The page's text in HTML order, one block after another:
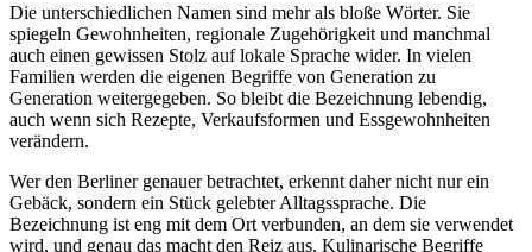
Die unterschiedlichen Namen sind mehr als bloße Wörter. Sie
spiegeln Gewohnheiten, regionale Zugehörigkeit und manchmal
auch einen gewissen Stolz auf lokale Sprache wider. In vielen
Familien werden die eigenen Begriffe von Generation zu
Generation weitergegeben. So bleibt die Bezeichnung lebendig,
auch wenn sich Rezepte, Verkaufsformen und Essgewohnheiten
verändern.
Wer den Berliner genauer betrachtet, erkennt daher nicht nur ein
Gebäck, sondern ein Stück gelebter Alltagssprache. Die
Bezeichnung ist eng mit dem Ort verbunden, an dem sie verwendet
wird, und genau das macht den Reiz aus. Kulinarische Begriffe